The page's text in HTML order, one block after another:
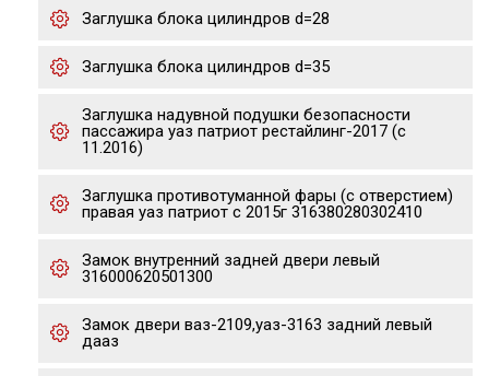
Заглушка блока цилиндров d=28
Заглушка блока цилиндров d=35
Заглушка надувной подушки безопасности
пассажира уаз патриот рестайлинг-2017 (с
11.2016)
Заглушка противотуманной фары (с отверстием)
правая уаз патриот с 2015г 316380280302410
Замок внутренний задней двери левый
316000620501300
Замок двери ваз-2109,уаз-3163 задний левый
дааз